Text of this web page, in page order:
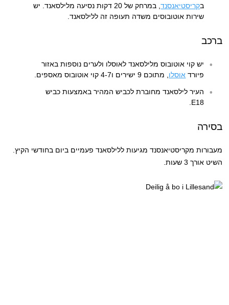
בקריסטיאנסנד
, במרחק של 20 דקות נסיעה מלילסאנד. יש
שירות אוטובוסים משדה תעופה זה ללילסאנד.
ברכב
יש קוי אוטובוס מלילסאנד לאוסלו ולערים נוספות באזור
פיורד אוסלו, מתוכם 9 ישירים ו4-7 קוי אוטובוס מאספים.
העיר לילסאנד מחוברת לכביש המהיר באמצעות כביש
E18.
בסירה
מעבורות מקריסטיאנסנד מגיעות ללילסאנד פעמיים ביום בחודשי הקיץ.
השיט אורך 3 שעות.